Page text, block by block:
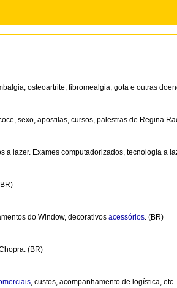
osteoartrite, fibromealgia, gota e outras
sexo, apostilas, cursos, palestras de Regina
lazer. Exames computadorizados, tecnologia a
do Window, decorativos acessórios. (BR)
(BR)
, custos, acompanhamento de logística, etc.